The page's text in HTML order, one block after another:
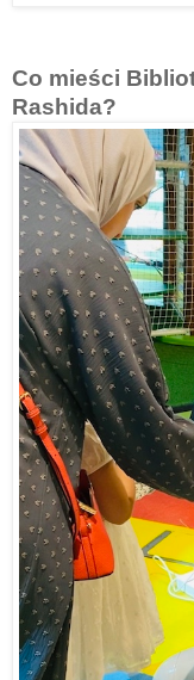
Co mieści
Rashida?